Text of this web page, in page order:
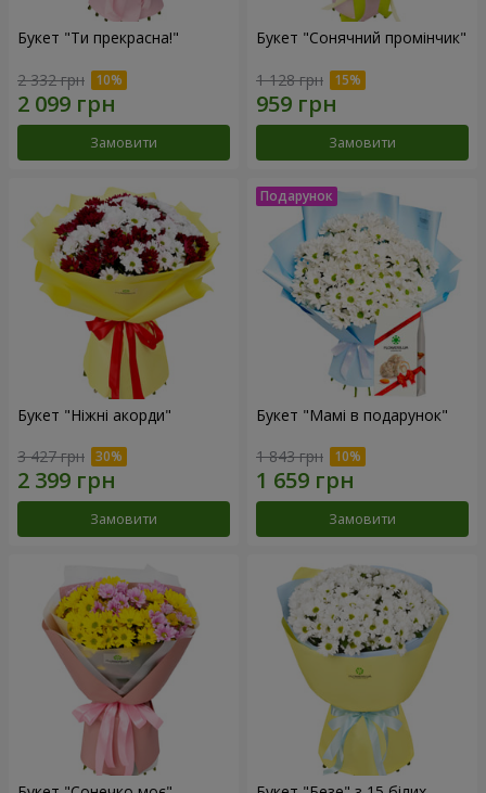
Букет "Ти прекрасна!"
2 332 грн
Замовити
Букет "Сонячний промінчик"
1 128 грн
Замовити
Букет "Ніжні акорди"
3 427 грн
Замовити
Букет "Мамі в подарунок"
1 843 грн
Замовити